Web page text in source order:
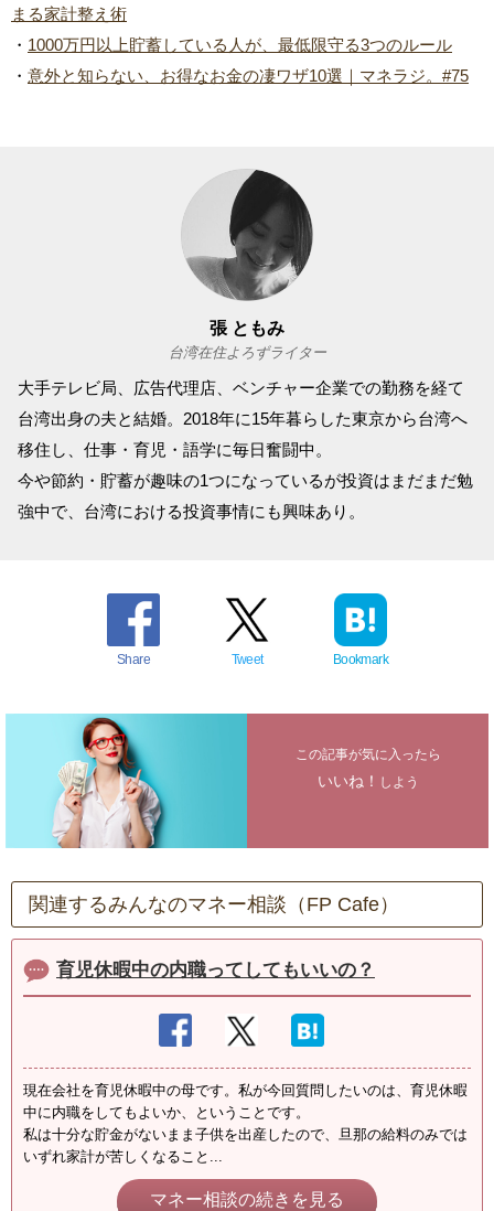
まる家計整え術
・ 1000万円以上貯蓄している人が、最低限守る3つのルール
・ 意外と知らない、お得なお金の凄ワザ10選｜マネラジ。#75
張 ともみ
台湾在住よろずライター
大手テレビ局、広告代理店、ベンチャー企業での勤務を経て
台湾出身の夫と結婚。2018年に15年暮らした東京から台湾へ
移住し、仕事・育児・語学に毎日奮闘中。
今や節約・貯蓄が趣味の1つになっているが投資はまだまだ勉
強中で、台湾における投資事情にも興味あり。
Share Tweet Bookmark
この記事が気に入ったら
いいね！ しよう
関連するみんなのマネー相談（FP Cafe）
育児休暇中の内職ってしてもいいの？
現在会社を育児休暇中の母です。私が今回質問したいのは、育児休暇
中に内職をしてもよいか、ということです。
私は十分な貯金がないまま子供を出産したので、旦那の給料のみでは
いずれ家計が苦しくなること...
マネー相談の続きを見る